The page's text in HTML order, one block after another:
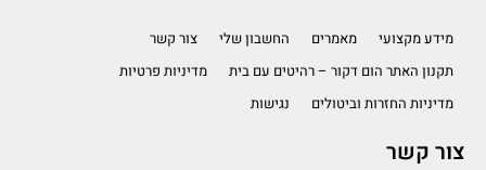
מידע מקצועי מאמרים החשבון שלי
צור קשר
תקנון האתר הום דקור – רהיטים עם בית
מדיניות פרטיות
מדיניות החזרות וביטולים
נגישות
צור קשר